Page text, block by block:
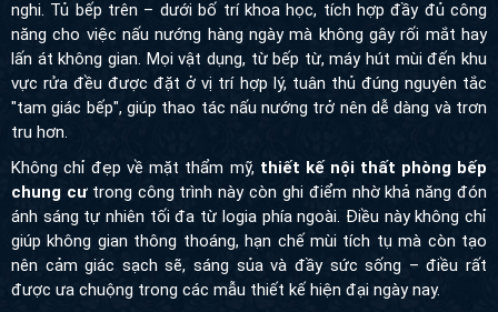
Tủ bếp trên – dưới bố trí khoa học, tích hợp đầy đủ công năng
cho việc nấu nướng hàng ngày mà không gây rối mắt hay lấn át
không gian. Mọi vật dụng, từ bếp từ, máy hút mùi đến khu vực
rửa đều được đặt ở vị trí hợp lý, tuân thủ đúng nguyên tắc "tam
giác bếp", giúp thao tác nấu nướng trở nên dễ dàng và trơn tru
hơn.
Không chỉ đẹp về mặt thẩm mỹ,thiết kế nội thất phòng bếp
chung cưtrong công trình này còn ghi điểm nhờ khả năng đón
ánh sáng tự nhiên tối đa từ logia phía ngoài. Điều này không chỉ
giúp không gian thông thoáng, hạn chế mùi tích tụ mà còn tạo nên
cảm giác sạch sẽ, sáng sủa và đầy sức sống – điều rất được ưa
chuộng trong các mẫu thiết kế hiện đại ngày nay.